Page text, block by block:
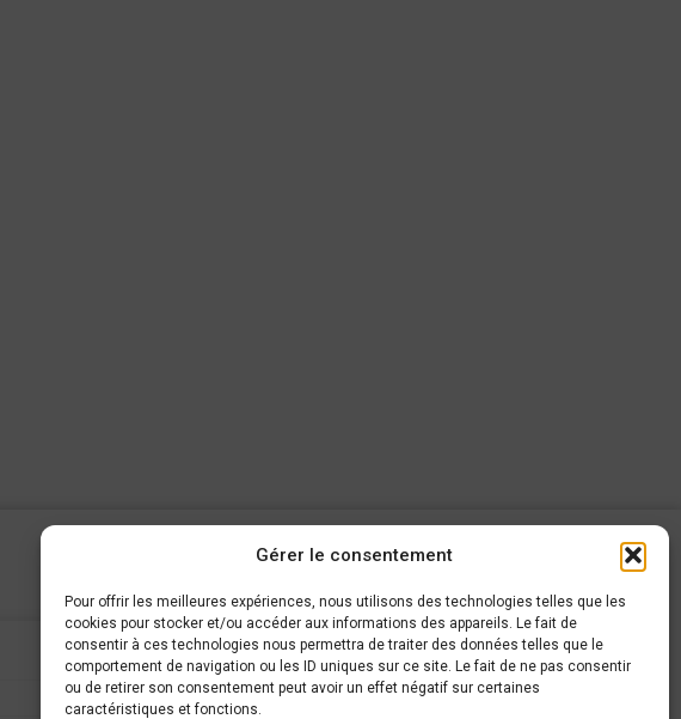
Gérer le consentement
Pour offrir les meilleures expériences, nous utilisons des technologies telles que les
cookies pour stocker et/ou accéder aux informations des appareils. Le fait de
consentir à ces technologies nous permettra de traiter des données telles que le
comportement de navigation ou les ID uniques sur ce site. Le fait de ne pas consentir
ou de retirer son consentement peut avoir un effet négatif sur certaines
caractéristiques et fonctions.
AROUND CARS
Chaussée de Gembloux, 63
5140 Sombreffe
+32 497 44 26 80